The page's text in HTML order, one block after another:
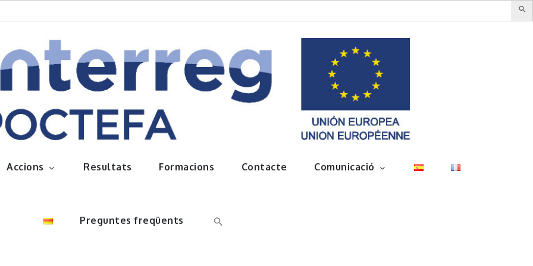
Accions Resultats Formacions Contacte Comunicació
Preguntes freqüents